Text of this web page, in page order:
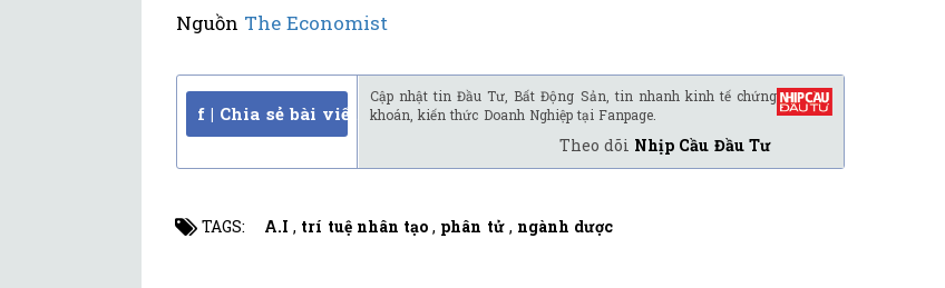
Nguồn The Economist
f | Chia sẻ bài viết
Cập nhật tin Đầu Tư, Bất Động Sản, tin nhanh kinh tế chứng
khoán, kiến thức Doanh Nghiệp tại Fanpage.
Theo dõi Nhịp Cầu Đầu Tư
TAGS: A.I , trí tuệ nhân tạo , phân tử, ngành dược